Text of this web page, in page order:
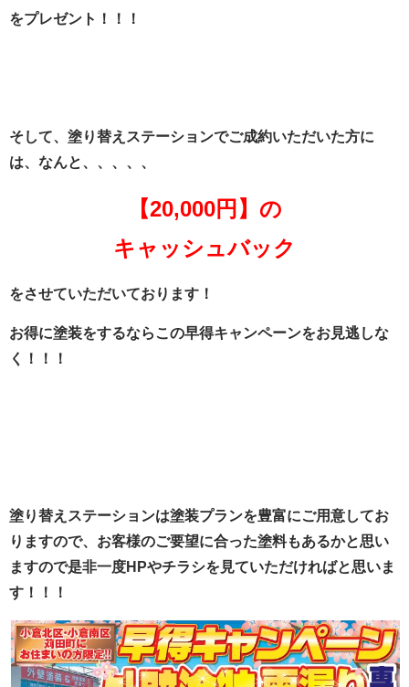
をプレゼント！！！
そして、塗り替えステーションでご成約いただいた方に
は、なんと、、、、、
【20,000円】の
キャッシュバック
をさせていただいております！
お得に塗装をするならこの早得キャンペーンをお見逃しな
く！！！
塗り替えステーションは塗装プランを豊富にご用意してお
りますので、お客様のご要望に合った塗料もあるかと思い
ますので是非一度HPやチラシを見ていただければと思いま
す！！！